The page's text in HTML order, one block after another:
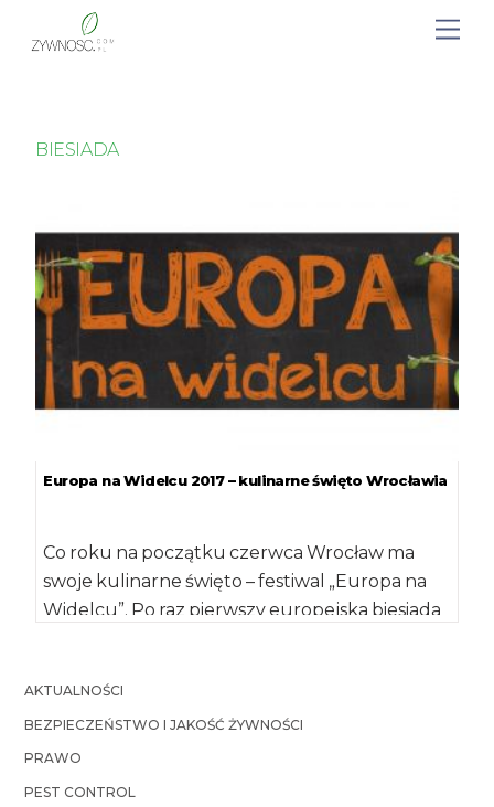
BIESIADA
Europa na Widelcu 2017 – kulinarne święto Wrocławia
Co roku na początku czerwca Wrocław ma
swoje kulinarne święto – festiwal „Europa na
Widelcu”. Po raz pierwszy europejska biesiada
AKTUALNOŚCI
BEZPIECZEŃSTWO I JAKOŚĆ ŻYWNOŚCI
PRAWO
PEST CONTROL